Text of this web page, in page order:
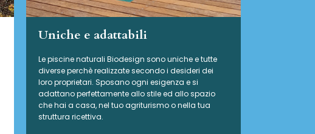
Uniche e adattabili
Le piscine naturali Biodesign sono uniche e tutte
diverse perchè realizzate secondo i desideri dei
loro proprietari. Sposano ogni esigenza e si
adattano perfettamente allo stile ed allo spazio
che hai a casa, nel tuo agriturismo o nella tua
struttura ricettiva.